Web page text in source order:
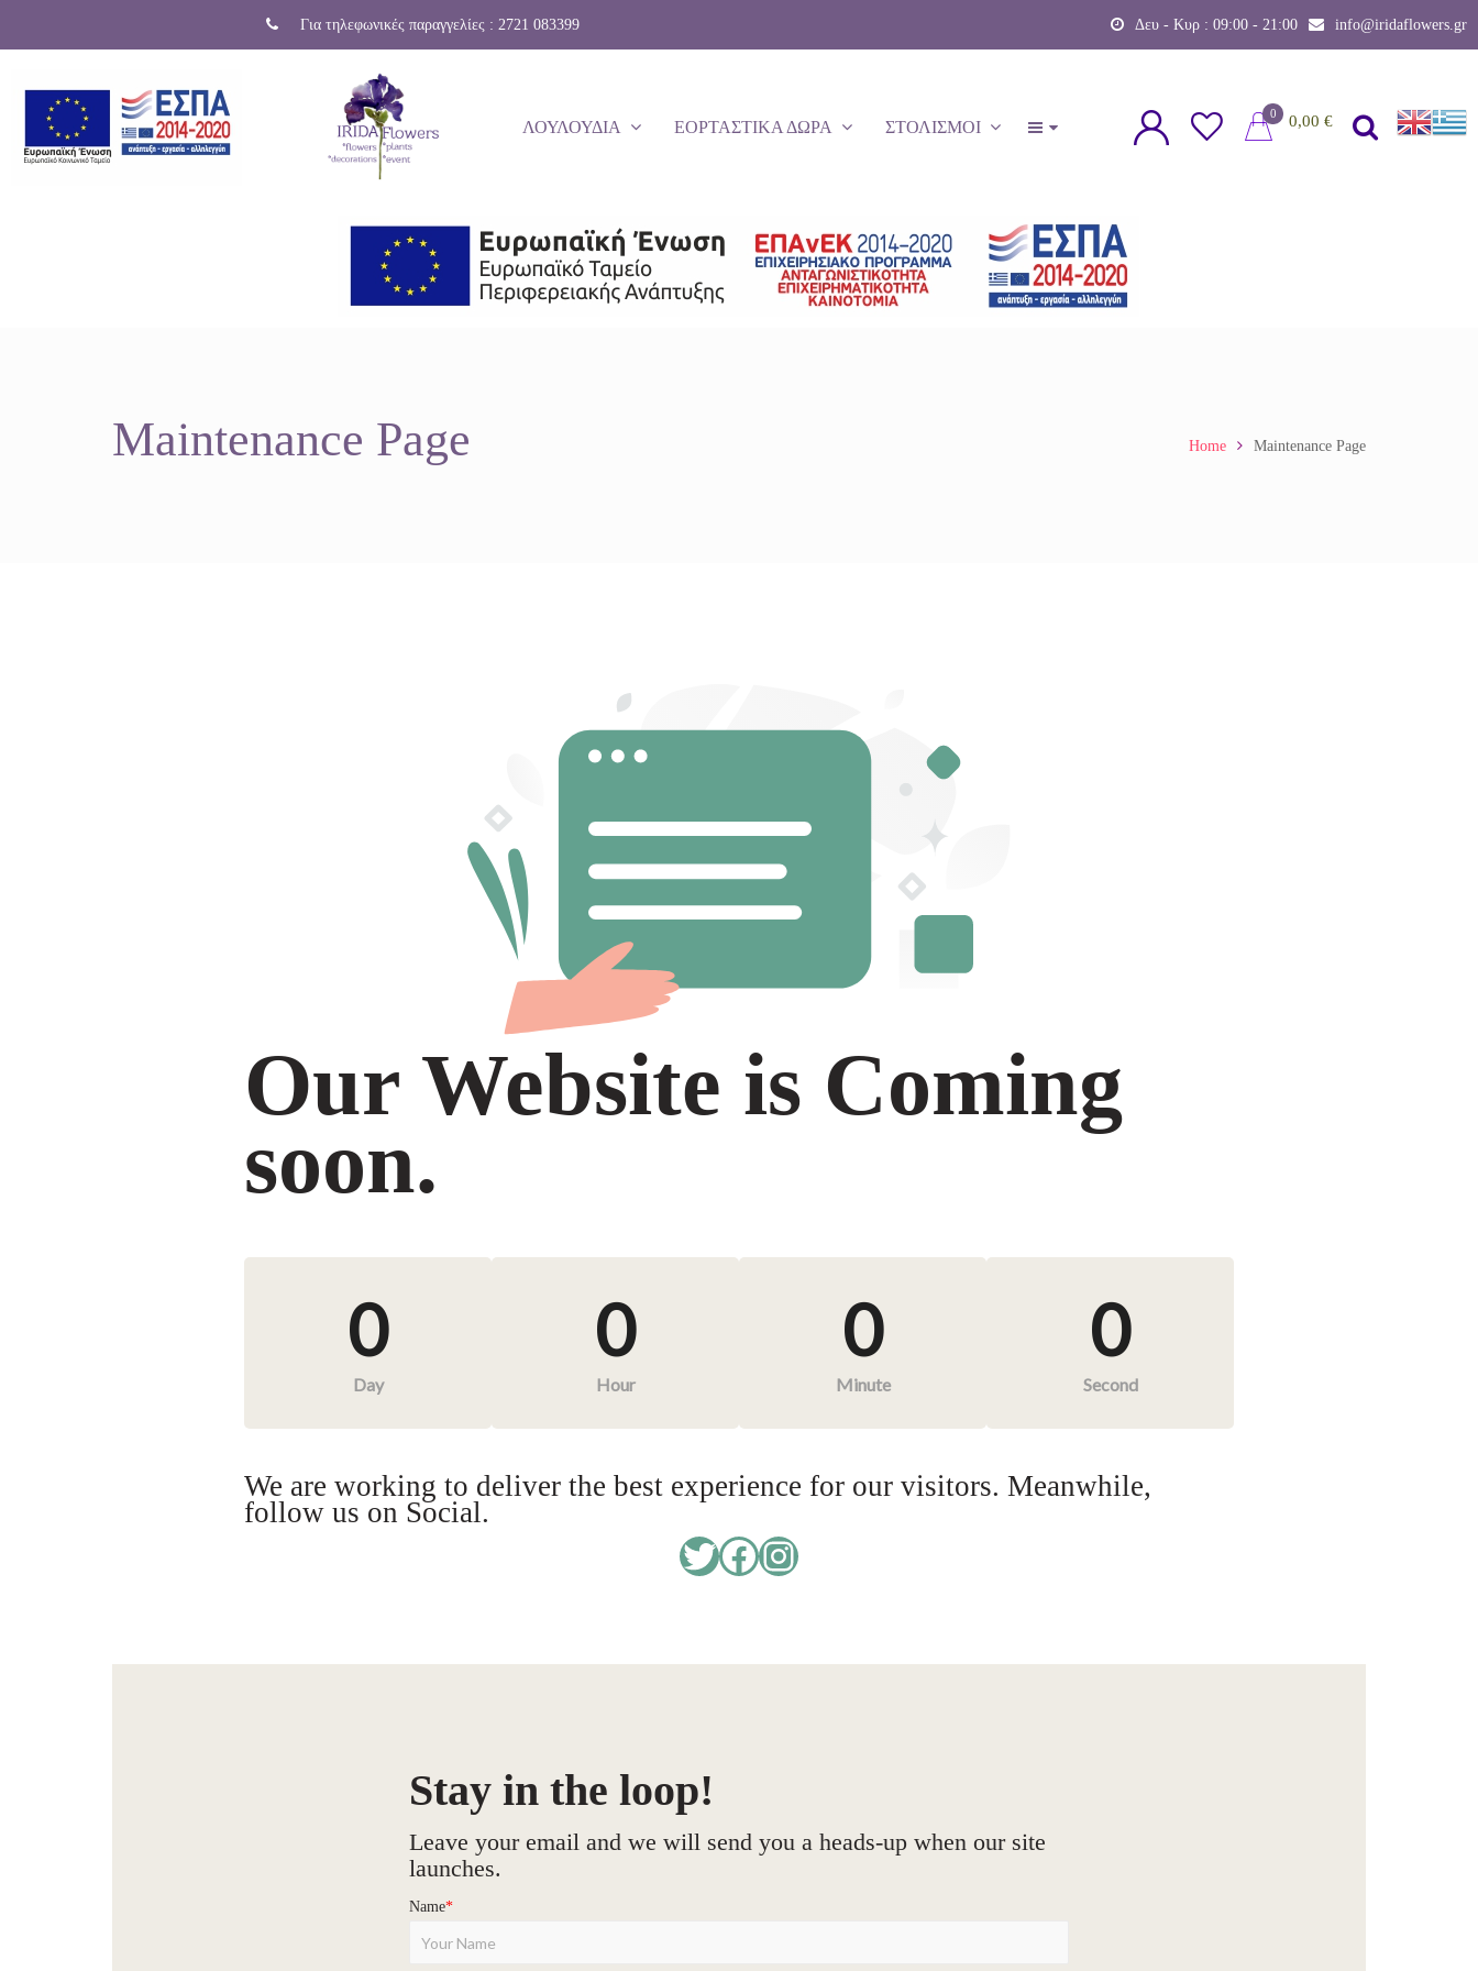
Για τηλεφωνικές παραγγελίες : 2721 083399 Δευ - Κυρ : 09:00 - 21:00 info@iridaflowers.gr
ΛΟΥΛΟΥΔΙΑ ΕΟΡΤΑΣΤΙΚΑ ΔΩΡΑ ΣΤΟΛΙΣΜΟΙ
0 0,00 €
Maintenance Page Home Maintenance Page
Our Website is Coming
soon.
0
Day
0
Hour
0
Minute
0
Second
We are working to deliver the best experience for our visitors. Meanwhile,
follow us on Social.
Twitter
Facebook
Instagram
Stay in the loop!
Leave your email and we will send you a heads-up when our site
launches.
Name*